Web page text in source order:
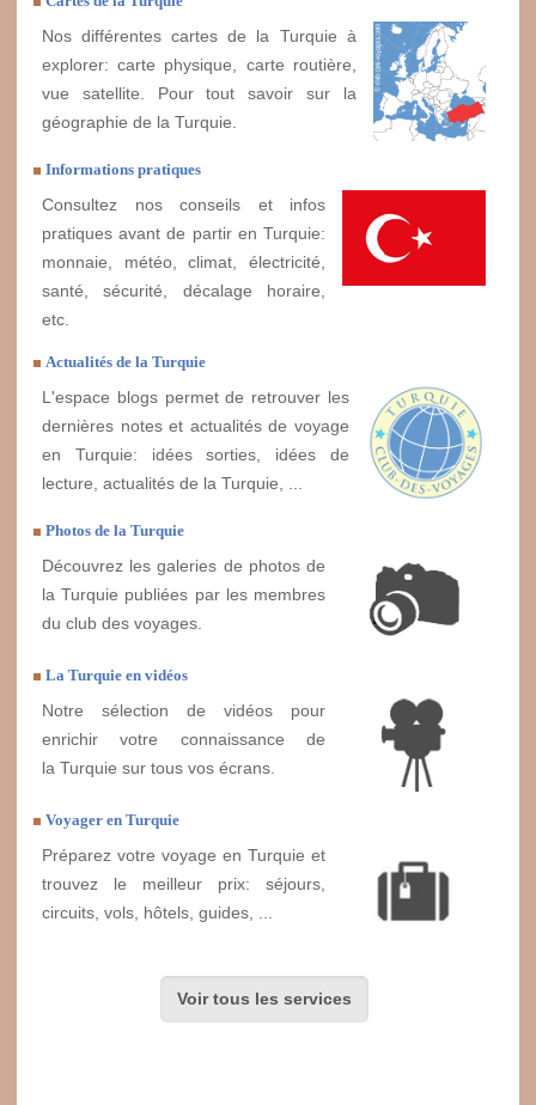
Nos différentes cartes de la Turquie à
explorer: carte physique, carte routière,
vue satellite. Pour tout savoir sur la
géographie de la Turquie.
Informations pratiques
Consultez nos conseils et infos
pratiques avant de partir en Turquie:
monnaie, météo, climat, électricité,
santé, sécurité, décalage horaire,
etc.
Actualités de la Turquie
L'espace blogs permet de retrouver les
dernières notes et actualités de voyage
en Turquie: idées sorties, idées de
lecture, actualités de la Turquie, ...
Photos de la Turquie
Découvrez les galeries de photos de
la Turquie publiées par les membres
du club des voyages.
La Turquie en vidéos
Notre sélection de vidéos pour
enrichir votre connaissance de
la Turquie sur tous vos écrans.
Voyager en Turquie
Préparez votre voyage en Turquie et
trouvez le meilleur prix: séjours,
circuits, vols, hôtels, guides, ...
Voir tous les services